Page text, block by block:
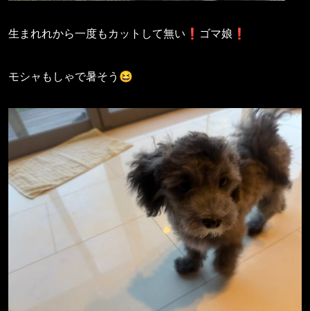
生まれれから一度もカットして無い❗️ゴマ娘❗️
モシャもしゃで暑そう😆